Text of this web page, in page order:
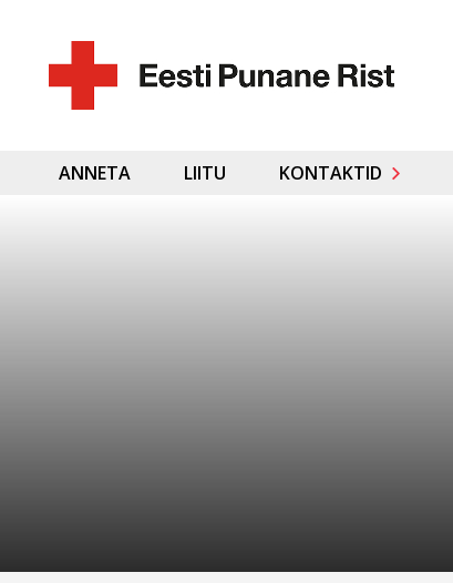
ANNETA LIITU KONTAKTID